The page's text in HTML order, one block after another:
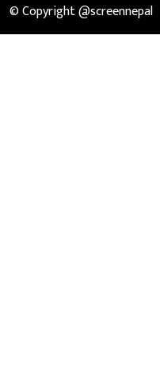
© Copyright @screennepal